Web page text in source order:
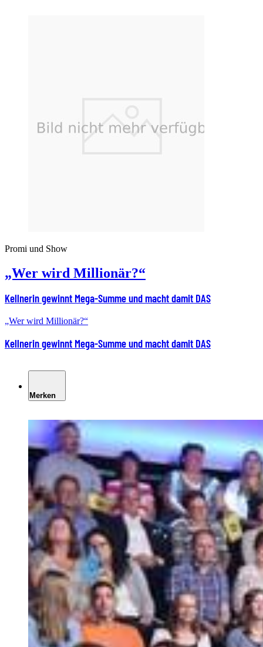
Promi und Show
„Wer wird Millionär?“
Kellnerin gewinnt Mega-Summe und macht damit DAS
„Wer wird Millionär?“
Kellnerin gewinnt Mega-Summe und macht damit DAS
Merken